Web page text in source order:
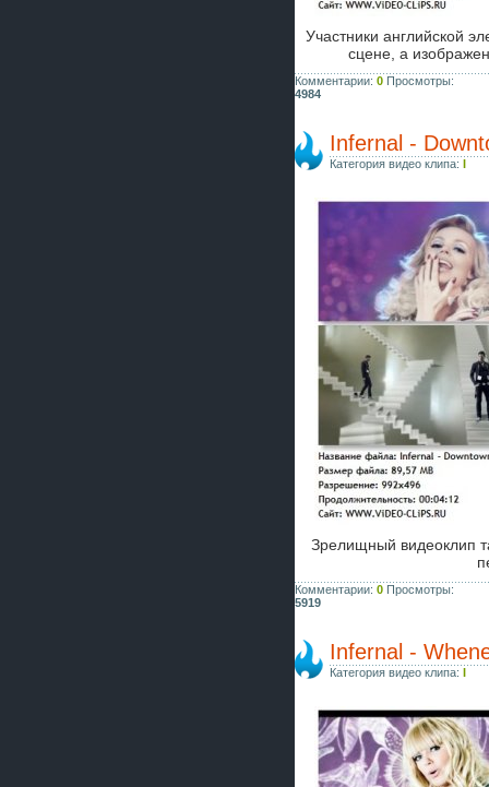
Участники английской
сцене, а
Комментарии: 0 Просмотры:
4984
Infernal -
Категория видео клипа: I
Зрелищный видеоклип
Комментарии: 0 Просмотры:
5919
Infernal -
Категория видео клипа: I